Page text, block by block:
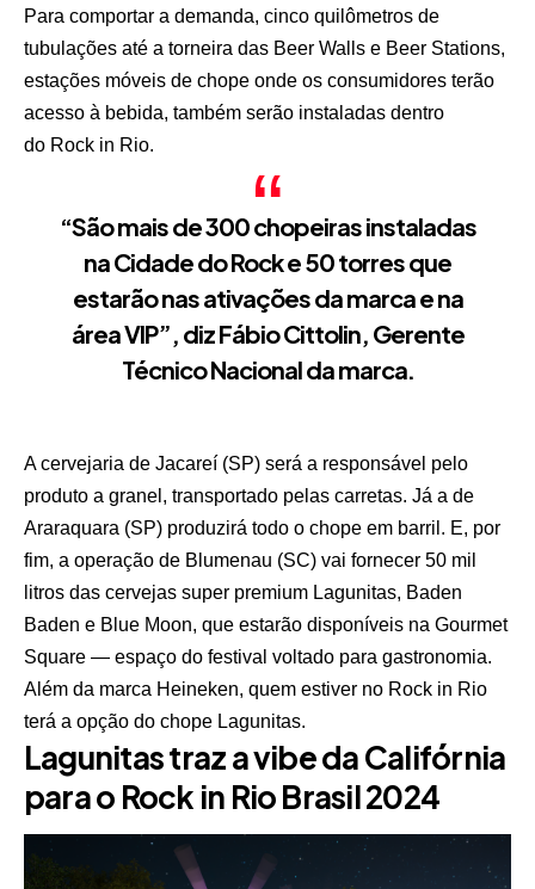
Para comportar a demanda, cinco quilômetros de
tubulações até a torneira das Beer Walls e Beer Stations,
estações móveis de chope onde os consumidores terão
acesso à bebida, também serão instaladas dentro
do Rock in Rio.
“São mais de 300 chopeiras instaladas
na Cidade do Rock e 50 torres que
estarão nas ativações da marca e na
área VIP”, diz Fábio Cittolin, Gerente
Técnico Nacional da marca.
A cervejaria de Jacareí (SP) será a responsável pelo
produto a granel, transportado pelas carretas. Já a de
Araraquara (SP) produzirá todo o chope em barril. E, por
fim, a operação de Blumenau (SC) vai fornecer 50 mil
litros das cervejas super premium Lagunitas, Baden
Baden e Blue Moon, que estarão disponíveis na Gourmet
Square — espaço do festival voltado para gastronomia.
Além da marca Heineken, quem estiver no Rock in Rio
terá a opção do chope Lagunitas.
Lagunitas traz a vibe da Califórnia
para o Rock in Rio Brasil 2024